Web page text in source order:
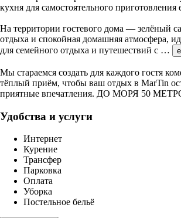
кухня для самостоятельного приготовления
На территории гостевого дома — зелёный
отдыха и спокойная домашняя атмосфера,
для семейного отдыха и путешествий с …
Мы стараемся создать для каждого гостя
тёплый приём, чтобы ваш отдых в MarTin
приятные впечатления. ДО МОРЯ 50
Удобства и услуги
Интернет
Курение
Трансфер
Парковка
Оплата
Уборка
Постельное бельё